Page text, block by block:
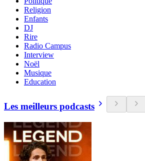
Religion
Enfants
DJ
Rire
Radio Campus
Interview
Noël
Musique
Education
Les meilleurs podcasts